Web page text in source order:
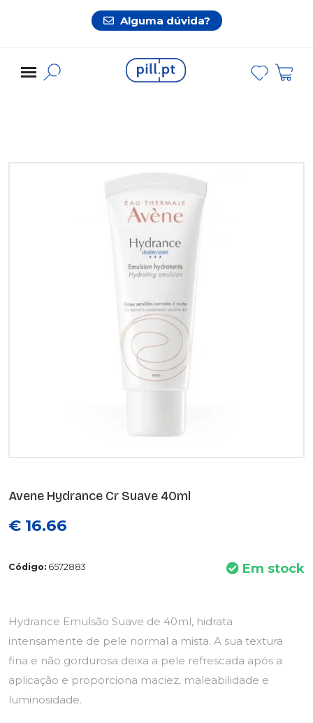
Alguma dúvida?
Avene Hydrance Cr Suave 40ml
€ 16.66
Código: 6572883 Em stock
Hydrance Emulsão Suave de 40ml, hidrata
intensamente de pele normal a mista. A sua textura
fina e não gordurosa deixa a pele refrescada após a
aplicação e proporciona maciez, maleabilidade e
luminosidade.